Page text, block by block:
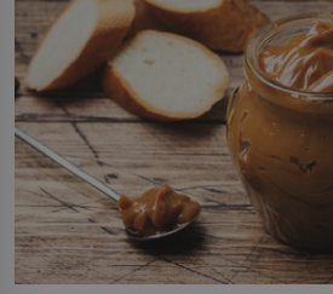
který si
najdeme v
Sapanta,